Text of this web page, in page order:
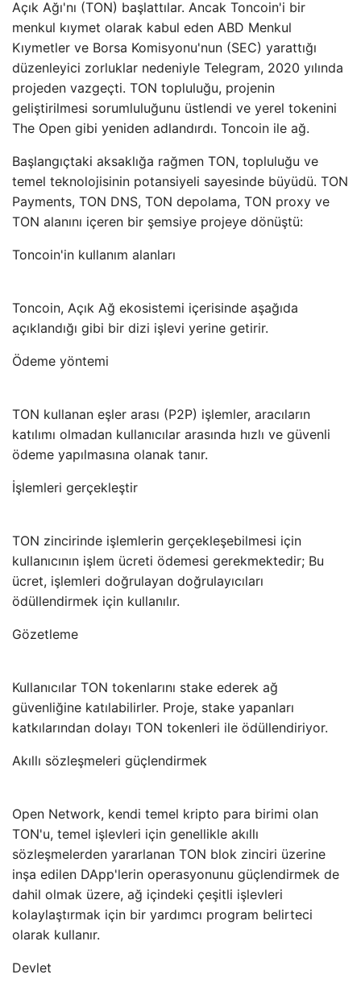
Açık Ağı'nı (TON) başlattılar. Ancak Toncoin'i bir
menkul kıymet olarak kabul eden ABD Menkul
Kıymetler ve Borsa Komisyonu'nun (SEC) yarattığı
düzenleyici zorluklar nedeniyle Telegram, 2020 yılında
projeden vazgeçti. TON topluluğu, projenin
geliştirilmesi sorumluluğunu üstlendi ve yerel tokenini
The Open gibi yeniden adlandırdı. Toncoin ile ağ.
Başlangıçtaki aksaklığa rağmen TON, topluluğu ve
temel teknolojisinin potansiyeli sayesinde büyüdü. TON
Payments, TON DNS, TON depolama, TON proxy ve
TON alanını içeren bir şemsiye projeye dönüştü:
Toncoin'in kullanım alanları
Toncoin, Açık Ağ ekosistemi içerisinde aşağıda
açıklandığı gibi bir dizi işlevi yerine getirir.
Ödeme yöntemi
TON kullanan eşler arası (P2P) işlemler, aracıların
katılımı olmadan kullanıcılar arasında hızlı ve güvenli
ödeme yapılmasına olanak tanır.
İşlemleri gerçekleştir
TON zincirinde işlemlerin gerçekleşebilmesi için
kullanıcının işlem ücreti ödemesi gerekmektedir; Bu
ücret, işlemleri doğrulayan doğrulayıcıları
ödüllendirmek için kullanılır.
Gözetleme
Kullanıcılar TON tokenlarını stake ederek ağ
güvenliğine katılabilirler. Proje, stake yapanları
katkılarından dolayı TON tokenleri ile ödüllendiriyor.
Akıllı sözleşmeleri güçlendirmek
Open Network, kendi temel kripto para birimi olan
TON'u, temel işlevleri için genellikle akıllı
sözleşmelerden yararlanan TON blok zinciri üzerine
inşa edilen DApp'lerin operasyonunu güçlendirmek de
dahil olmak üzere, ağ içindeki çeşitli işlevleri
kolaylaştırmak için bir yardımcı program belirteci
olarak kullanır.
Devlet